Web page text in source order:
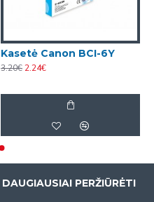
Kasetė Canon BCI-6Y
3.20€ 2.24€
DAUGIAUSIAI PERŽIŪRĖTI